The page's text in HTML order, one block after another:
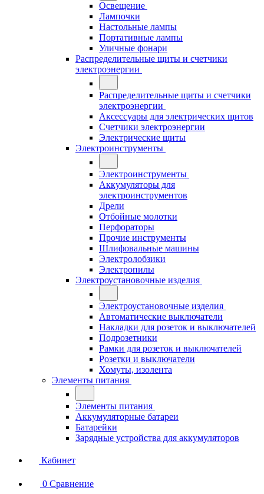
Освещение
Лампочки
Настольные лампы
Портативные лампы
Уличные фонари
Распределительные щиты и счетчики
электроэнергии
Распределительные щиты и счетчики
электроэнергии
Аксессуары для электрических щитов
Счетчики электроэнергии
Электрические щиты
Электроинструменты
Электроинструменты
Аккумуляторы для
электроинструментов
Дрели
Отбойные молотки
Перфораторы
Прочие инструменты
Шлифовальные машины
Электролобзики
Электропилы
Электроустановочные изделия
Электроустановочные изделия
Автоматические выключатели
Накладки для розеток и выключателей
Подрозетники
Рамки для розеток и выключателей
Розетки и выключатели
Хомуты, изолента
Элементы питания
Элементы питания
Аккумуляторные батареи
Батарейки
Зарядные устройства для аккумуляторов
Кабинет
0 Сравнение